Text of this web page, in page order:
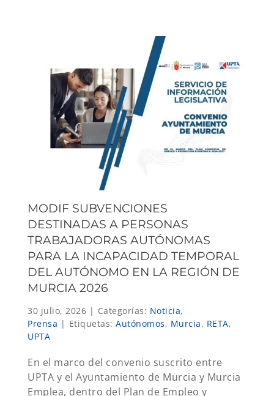
MODIF SUBVENCIONES
DESTINADAS A PERSONAS
TRABAJADORAS AUTÓNOMAS
PARA LA INCAPACIDAD TEMPORAL
DEL AUTÓNOMO EN LA REGIÓN DE
MURCIA 2026
30 julio, 2026 | Categorías: Noticia,
Prensa | Etiquetas: Autónomos, Murcia, RETA,
UPTA
En el marco del convenio suscrito entre
UPTA y el Ayuntamiento de Murcia y Murcia
Emplea, dentro del Plan de Empleo y